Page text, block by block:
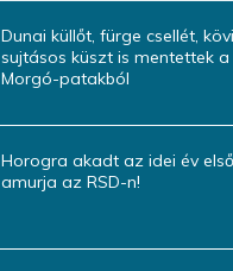
Dunai küllőt, fürge csellét,
sujtásos küszt is mentettek
Morgó-patakból
Horogra akadt az idei év
amurja az RSD-n!